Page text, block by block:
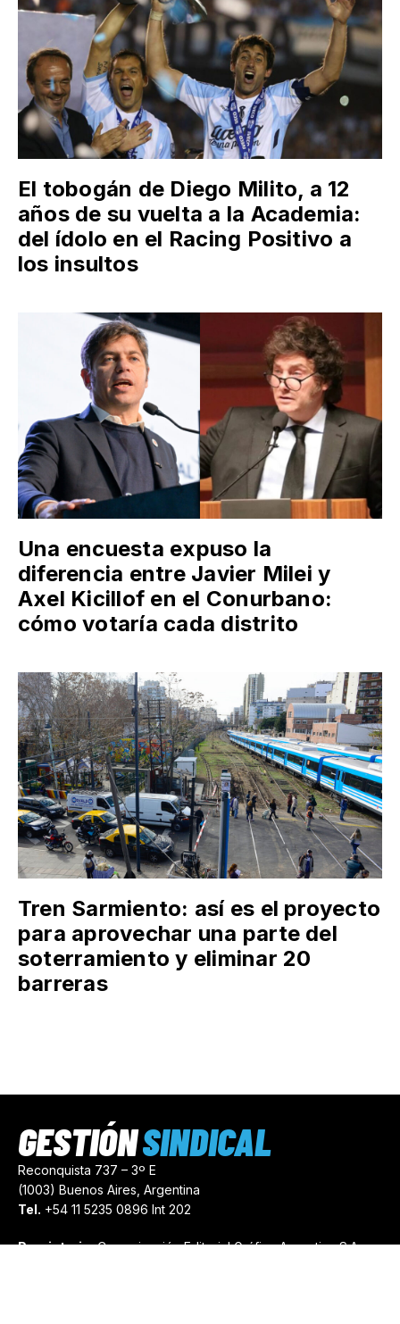
El tobogán de Diego Milito, a 12
años de su vuelta a la Academia:
del ídolo en el Racing Positivo a
los insultos
Una encuesta expuso la
diferencia entre Javier Milei y
Axel Kicillof en el Conurbano:
cómo votaría cada distrito
Tren Sarmiento: así es el proyecto
para aprovechar una parte del
soterramiento y eliminar 20
barreras
Reconquista 737 – 3º E
(1003) Buenos Aires, Argentina
Tel. +54 11 5235 0896 Int 202
Propietario:Comunicación Editorial Gráfica Argentina S.A.
GESTIÓNSINDICAL